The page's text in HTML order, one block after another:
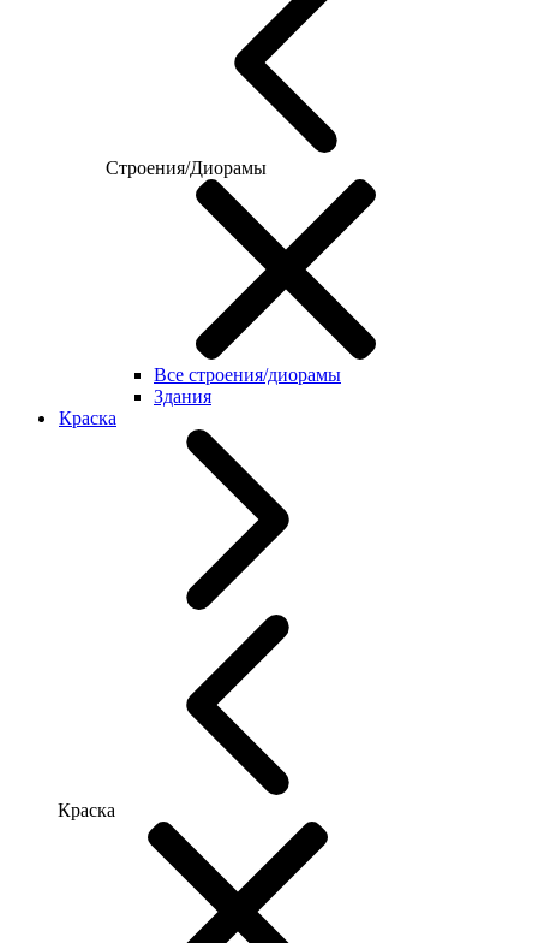
Строения/Диорамы
Все строения/диорамы
Здания
Краска
Краска